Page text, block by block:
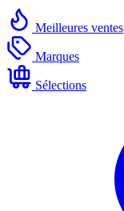
Meilleures ventes
Marques
Sélections